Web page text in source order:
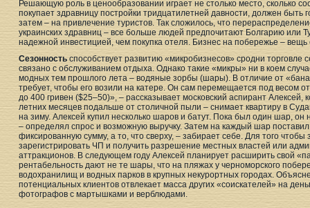
Решающую роль в ценообразовании играет не столько место, сколько
покупает здравницу постройки тридцатилетней давности, должен быть
затем – на привлечение туристов. Так сложилось, что
украинских здравниц – все больше людей предпочитают Болгарию или
надежной инвестицией, чем покупка отеля. Бизнес на побережье – вещь
Сезонность способствует развитию «микробизнесов» сродни
связано с обслуживанием отдыха. Однако такие «микры» ни в коем
модных тем прошлого лета – водяные зорбы (шары). В отличие от
требует, чтобы его возили на катере. Он сам перемещается под весом
до 400 гривен ($25–50)», – рассказывает московский аспирант Алексей,
летних месяцев подальше от столичной пыли – снимает квартиру в
на зиму. Алексей купил несколько шаров и батут. Пока был один шар, он
– определял спрос и возможную выручку. Затем на каждый шар
фиксированную сумму, а то, что сверху, – забирает себе. Для того
зарегистрировать ЧП и получить разрешение местных властей или
аттракционов. В следующем году Алексей планирует расширить свой
рентабельность дают не те шары, что на пляжах у черноморского
водохранилищ и водных парков в крупных некурортных городах.
потенциальных клиентов отвлекает масса других «соискателей» на
фотографов с мартышками и верблюдами.